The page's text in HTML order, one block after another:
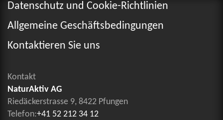
Datenschutz und Cookie-Richtlinien
Allgemeine Geschäftsbedingungen
Kontaktieren Sie uns
Kontakt
NaturAktiv AG
Riedäckerstrasse 9, 8422 Pfungen
Telefon:+41 52 212 34 12